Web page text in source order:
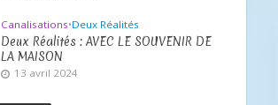
Canalisations•Deux Réalités
Deux Réalités : AVEC LE SOUVENIR DE
LA MAISON
13 avril 2024